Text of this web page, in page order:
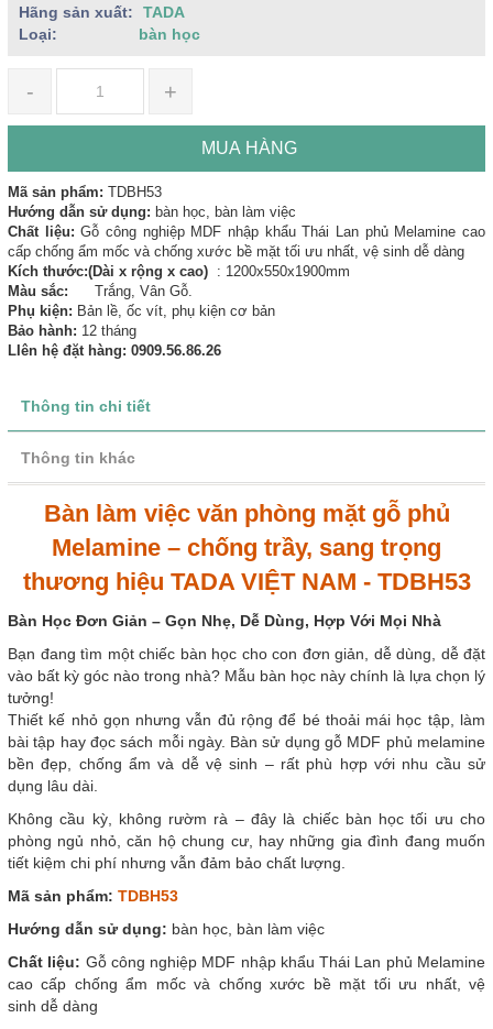
Hãng sản xuất:
TADA
Loại:
bàn học
- +
MUA HÀNG
Mã sản phẩm: TDBH53
Hướng dẫn sử dụng: bàn học, bàn làm việc
Chất liệu: Gỗ công nghiệp MDF nhập khẩu Thái Lan phủ Melamine cao
cấp chống ẩm mốc và chống xước bề mặt tối ưu nhất, vệ sinh dễ dàng
Kích thước:(Dài x rộng x cao) : 1200x550x1900mm
Màu sắc:
Trắng, Vân Gỗ.
Phụ kiện: Bản lề, ốc vít, phụ kiện cơ bản
Bảo hành: 12 tháng
LIên hệ đặt hàng: 0909.56.86.26
Thông tin chi tiết
Thông tin khác
Bàn làm việc văn phòng mặt gỗ phủ
Melamine – chống trầy, sang trọng
thương hiệu TADA VIỆT NAM - TDBH53
Bàn Học Đơn Giản – Gọn Nhẹ, Dễ Dùng, Hợp Với Mọi Nhà
Bạn đang tìm một chiếc bàn học cho con đơn giản, dễ dùng, dễ đặt
vào bất kỳ góc nào trong nhà? Mẫu bàn học này chính là lựa chọn lý
tưởng!
Thiết kế nhỏ gọn nhưng vẫn đủ rộng để bé thoải mái học tập, làm
bài tập hay đọc sách mỗi ngày. Bàn sử dụng gỗ MDF phủ melamine
bền đẹp, chống ẩm và dễ vệ sinh – rất phù hợp với nhu cầu sử
dụng lâu dài.
Không cầu kỳ, không rườm rà – đây là chiếc bàn học tối ưu cho
phòng ngủ nhỏ, căn hộ chung cư, hay những gia đình đang muốn
tiết kiệm chi phí nhưng vẫn đảm bảo chất lượng.
Mã sản phẩm: TDBH53
Hướng dẫn sử dụng: bàn học, bàn làm việc
Chất liệu: Gỗ công nghiệp MDF nhập khẩu Thái Lan phủ Melamine
cao cấp chống ẩm mốc và chống xước bề mặt tối ưu nhất, vệ
sinh dễ dàng